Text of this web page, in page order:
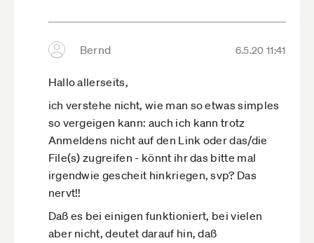
Bernd 6.5.20 11:41
Hallo allerseits,
ich verstehe nicht, wie man so etwas simples
so vergeigen kann: auch ich kann trotz
Anmeldens nicht auf den Link oder das/die
File(s) zugreifen - könnt ihr das bitte mal
irgendwie gescheit hinkriegen, svp? Das
nervt!!
Daß es bei einigen funktioniert, bei vielen
aber nicht, deutet darauf hin, daß